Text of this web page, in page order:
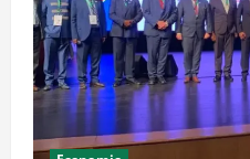
p
r
é
v
o
i
t
e
s